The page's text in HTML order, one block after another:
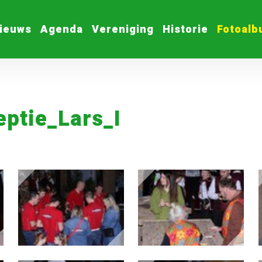
Agenda Vereniging Historie